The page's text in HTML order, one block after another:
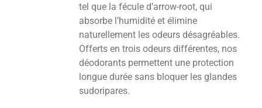
tel que la fécule d’arrow-root, qui
absorbe l’humidité et élimine
naturellement les odeurs désagréables.
Offerts en trois odeurs différentes, nos
déodorants permettent une protection
longue durée sans bloquer les glandes
sudoripares.